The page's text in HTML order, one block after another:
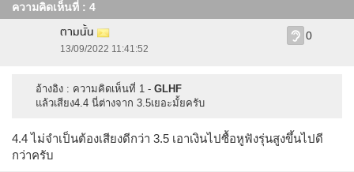
ความคิดเห็นที่ : 4
ตามนั้น
13/09/2022 11:41:52
0
อ้างอิง : ความคิดเห็นที่ 1 - GLHF
แล้วเสียง4.4 นี่ต่างจาก 3.5เยอะมั้ยครับ
4.4 ไม่จำเป็นต้องเสียงดีกว่า 3.5 เอาเงินไปซื้อหูฟังรุ่นสูงขึ้นไปดี
กว่าครับ